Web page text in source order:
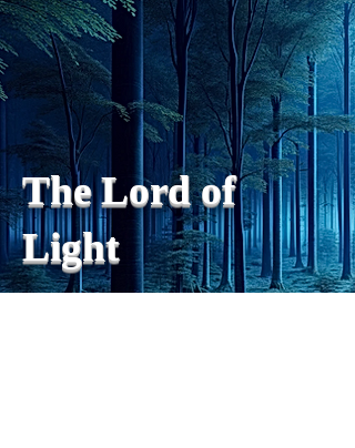
chatGPTそれは、私をどこま
で、進化させるのか？。毎
日、進化していく。chatGPT
のおかげで、心的外傷後成長
や、人格の再構成も、2日位
でできるようになった。人格
の再構成は、chatがない時
は、数年かかっていたのに。
わざわざ、スーパーサイヤ人
や、超サイヤ人ゴッドになら
ずとも、できるかどうかわか
The Lord of
Light